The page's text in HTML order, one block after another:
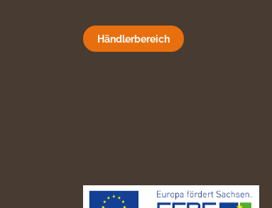
Händlerbereich